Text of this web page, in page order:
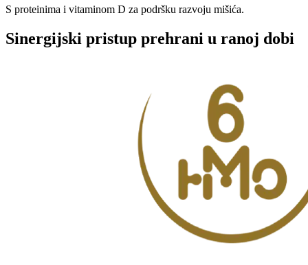
S proteinima i vitaminom D za podršku razvoju mišića.​
Sinergijski pristup prehrani u ranoj dobi